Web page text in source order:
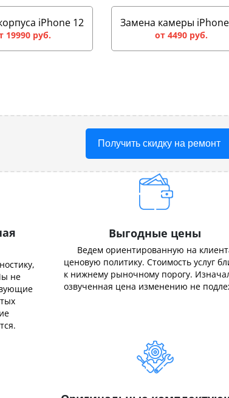
iPhone 12
19990 руб.
Замена камеры
от 4490 руб.
Получить скидку на ремонт
не
Выгодные цены
Ведем ориентированную на
ценовую политику. Стоимость услуг
к нижнему рыночному порогу.
озвученная цена изменению не